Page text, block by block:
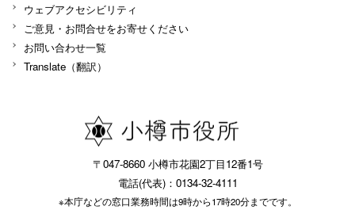
ウェブアクセシビリティ
ご意見・お問合せをお寄せください
お問い合わせ一覧
Translate（翻訳）
〒047-8660 小樽市花園2丁目12番1号
電話(代表)：0134-32-4111
※本庁などの窓口業務時間は9時から17時20分までです。